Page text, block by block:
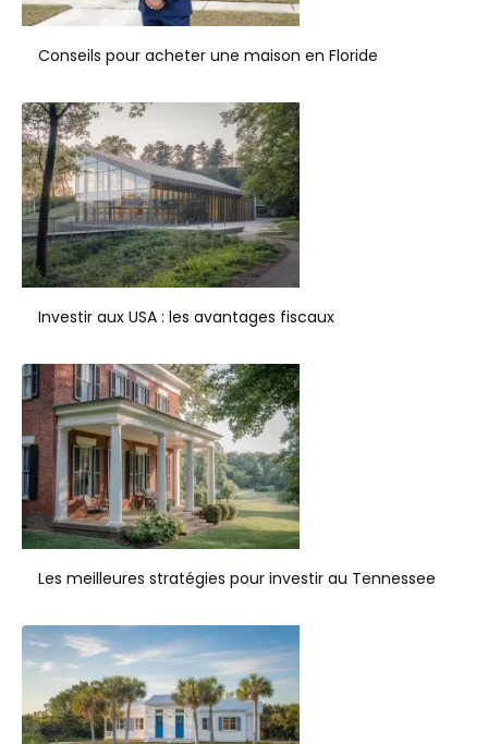
Conseils pour acheter une maison en Floride
Investir aux USA : les avantages fiscaux
Les meilleures stratégies pour investir au Tennessee